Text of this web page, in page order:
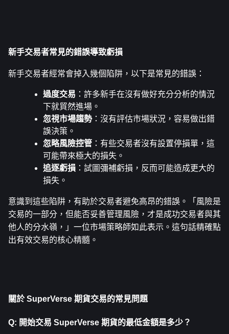
新手交易者常見的錯誤導致虧損
新手交易者經常會掉入幾個陷阱，以下是常見的錯誤：
過度交易 ：許多新手在沒有做好充分分析的情況
下就貿然進場。
忽視市場趨勢：沒有評估市場狀況，容易做出錯
誤決策。
忽略風險控管 ：有些交易者沒有設置停損單，這
可能帶來極大的損失。
追逐虧損 ：試圖彌補虧損，反而可能造成更大的
損失。
意識到這些陷阱，有助於交易者避免高昂的錯誤。「風險是
交易的一部分，但能否妥善管理風險，才是成功交易者與其
他人的分水嶺，」一位市場策略師如此表示。這句話精確點
出有效交易的核心精髓。
關於 SuperVerse 期貨交易的常見問題
Q: 開始交易 SuperVerse 期貨的最低金額是多少？